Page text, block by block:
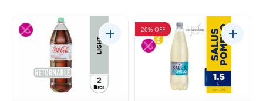
20% OFF